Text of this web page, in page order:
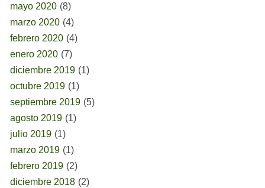
mayo 2020 (8)
marzo 2020 (4)
febrero 2020 (4)
enero 2020 (7)
diciembre 2019 (1)
octubre 2019 (1)
septiembre 2019 (5)
agosto 2019 (1)
julio 2019 (1)
marzo 2019 (1)
febrero 2019 (2)
diciembre 2018 (2)